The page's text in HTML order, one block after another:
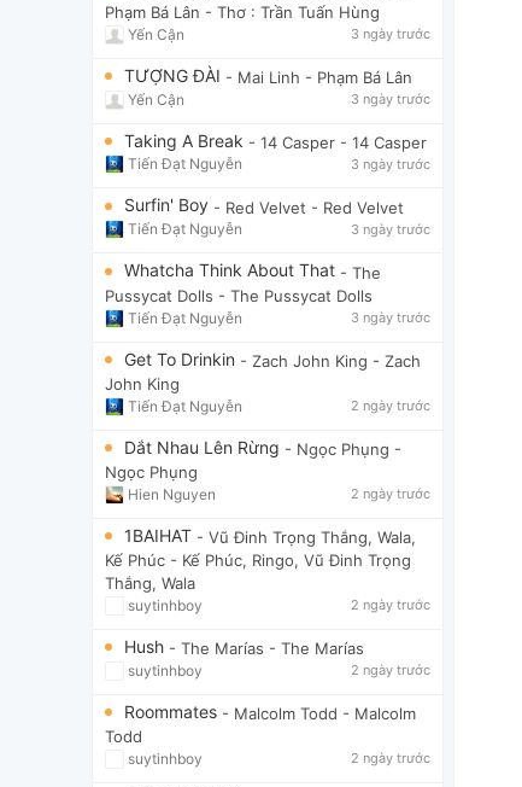
Phạm Bá Lân - Thơ : Trần Tuấn Hùng
Yến Cận 3 ngày trước
TƯỢNG ĐÀI - Mai Linh - Phạm Bá Lân
Yến Cận 3 ngày trước
Taking A Break - 14 Casper - 14 Casper
Tiến Đạt Nguyễn 3 ngày trước
Surfin' Boy - Red Velvet - Red Velvet
Tiến Đạt Nguyễn 3 ngày trước
Whatcha Think About That - The
Pussycat Dolls - The Pussycat Dolls
Tiến Đạt Nguyễn 3 ngày trước
Get To Drinkin - Zach John King - Zach
John King
Tiến Đạt Nguyễn 2 ngày trước
Dắt Nhau Lên Rừng - Ngọc Phụng -
Ngọc Phụng
Hien Nguyen 2 ngày trước
1BAIHAT - Vũ Đinh Trọng Thắng, Wala,
Kế Phúc - Kế Phúc, Ringo, Vũ Đinh Trọng
Thắng, Wala
suytinhboy 2 ngày trước
Hush - The Marías - The Marías
suytinhboy 2 ngày trước
Roommates - Malcolm Todd - Malcolm
Todd
suytinhboy 2 ngày trước